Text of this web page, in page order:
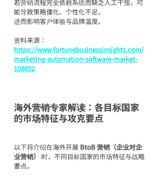
若营销流程完全依赖系统而缺乏人工干预，可
能导致策略僵化、个性化不足，
进而影响客户体验与品牌温度。
资料来源：
https://www.fortunebusinessinsights.com/
marketing-automation-software-market-
108852
海外营销专家解读：各目标国家
的市场特征与攻克要点
以下将介绍在海外开展 BtoB 营销（企业对企
业营销） 时，不同目标国家的市场特征与战略
要点。